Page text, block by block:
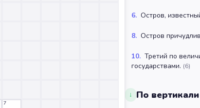
7
6. Остров,
8. Остров
10. Третий по
государствами. (6)
↓ По вертикали